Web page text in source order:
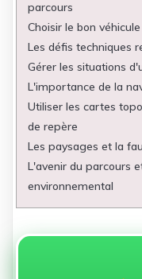
parcours
Choisir le bon
Les défis techniques
Gérer les situations
L'importance de la
Utiliser les cartes
de repère
Les paysages et la
L'avenir du parcours
environnemental